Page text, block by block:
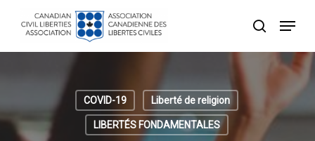
recherche
Menu
COVID-19 Liberté de religion
LIBERTÉS FONDAMENTALES
Menu